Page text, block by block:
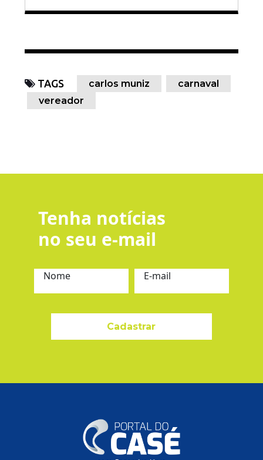
TAGS carlos muniz
carnaval
vereador
Tenha notícias
no seu e-mail
Nome E-mail
Cadastrar